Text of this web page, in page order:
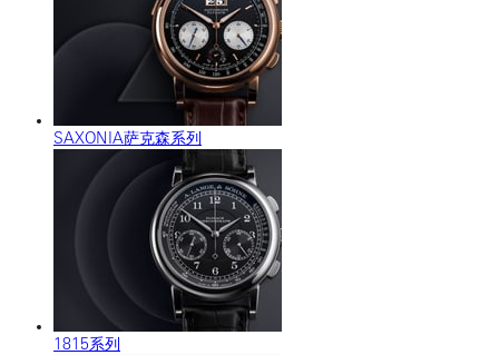
SAXONIA萨克森系列
1815系列